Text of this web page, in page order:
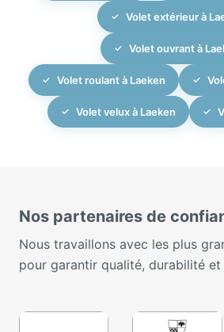
Volet extérieur à
Volet ouvrant à
Volet roulant à Laeken
Volet velux à Laeken
Nos partenaires de
Nous travaillons avec les plus
pour garantir qualité, durabilité